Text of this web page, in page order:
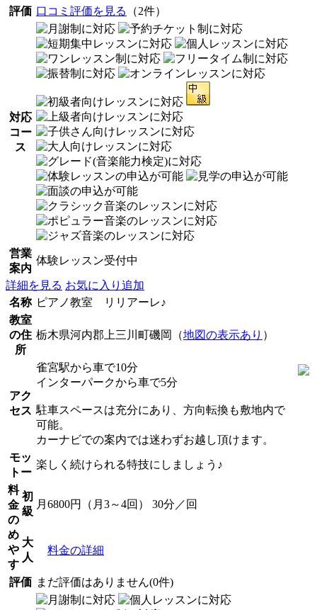
評価 口コミ評価を見る （2件）
対応
コー
ス
営業
案内
体験レッスン受付中
詳細を見る お気に入り追加
名称 ピアノ教室 リリアーレ♪
教室
の住
所
栃木県河内郡上三川町磯岡（地図の表示あり ）
アク
セス
雀宮駅から車で10分
インターパークから車で5分
駐車スペースは充分にあり、方向転換も敷地内で
可能。
カーナビでの案内では迷わずお越し頂けます。
モッ
トー
楽しく続けられる特技にしましょう♪
料
金
の
め
や
す
初
級
月6800円（月3～4回） 30分／回
大
人
料金の詳細
評価 まだ評価はありません(0件)